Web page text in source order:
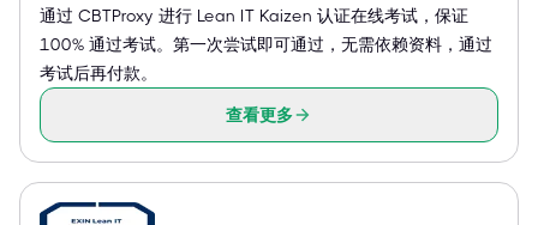
通过 CBTProxy 进行 Lean IT Kaizen 认证在线考试，保证
100% 通过考试。第一次尝试即可通过，无需依赖资料，通过
考试后再付款。
查看更多